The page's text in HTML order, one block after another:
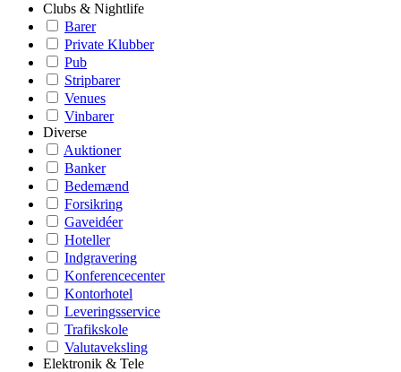
Clubs & Nightlife
Barer
Private Klubber
Pub
Stripbarer
Venues
Vinbarer
Diverse
Auktioner
Banker
Bedemænd
Forsikring
Gaveidéer
Hoteller
Indgravering
Konferencecenter
Kontorhotel
Leveringsservice
Trafikskole
Valutaveksling
Elektronik & Tele